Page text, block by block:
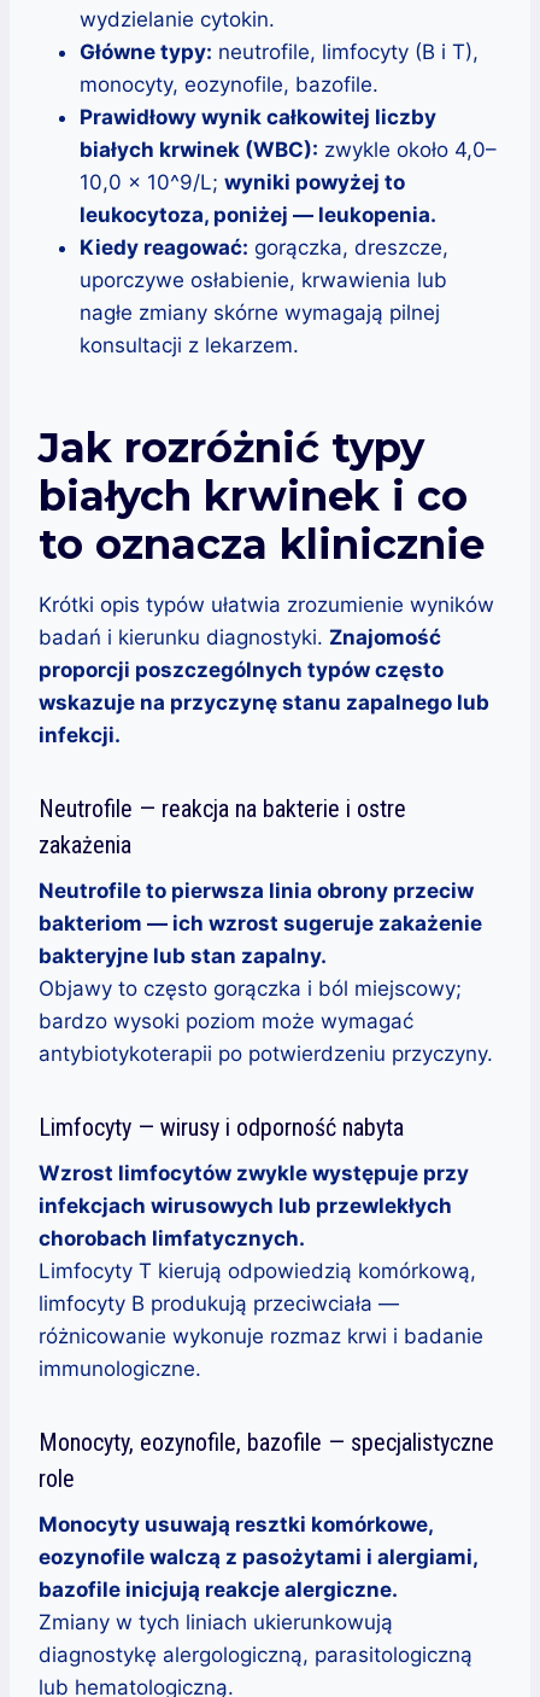
wydzielanie cytokin.
Główne typy: neutrofile, limfocyty (B i T),
monocyty, eozynofile, bazofile.
Prawidłowy wynik całkowitej liczby
białych krwinek (WBC): zwykle około 4,0–
10,0 × 10^9/L; wyniki powyżej to
leukocytoza, poniżej — leukopenia.
Kiedy reagować: gorączka, dreszcze,
uporczywe osłabienie, krwawienia lub
nagłe zmiany skórne wymagają pilnej
konsultacji z lekarzem.
Jak rozróżnić typy
białych krwinek i co
to oznacza klinicznie
Krótki opis typów ułatwia zrozumienie wyników
badań i kierunku diagnostyki. Znajomość
proporcji poszczególnych typów często
wskazuje na przyczynę stanu zapalnego lub
infekcji.
Neutrofile — reakcja na bakterie i ostre
zakażenia
Neutrofile to pierwsza linia obrony przeciw
bakteriom — ich wzrost sugeruje zakażenie
bakteryjne lub stan zapalny.
Objawy to często gorączka i ból miejscowy;
bardzo wysoki poziom może wymagać
antybiotykoterapii po potwierdzeniu przyczyny.
Limfocyty — wirusy i odporność nabyta
Wzrost limfocytów zwykle występuje przy
infekcjach wirusowych lub przewlekłych
chorobach limfatycznych.
Limfocyty T kierują odpowiedzią komórkową,
limfocyty B produkują przeciwciała —
różnicowanie wykonuje rozmaz krwi i badanie
immunologiczne.
Monocyty, eozynofile, bazofile — specjalistyczne
role
Monocyty usuwają resztki komórkowe,
eozynofile walczą z pasożytami i alergiami,
bazofile inicjują reakcje alergiczne.
Zmiany w tych liniach ukierunkowują
diagnostykę alergologiczną, parasitologiczną
lub hematologiczną.